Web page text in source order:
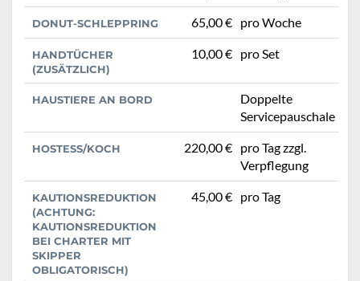
DONUT-SCHLEPPRING 65,00 € pro Woche
HANDTÜCHER
(ZUSÄTZLICH)
10,00 € pro Set
HAUSTIERE AN BORD
Doppelte
Servicepauschale
HOSTESS/KOCH 220,00 € pro Tag zzgl.
Verpflegung
KAUTIONSREDUKTION
(ACHTUNG:
KAUTIONSREDUKTION
BEI CHARTER MIT
SKIPPER
OBLIGATORISCH)
45,00 € pro Tag